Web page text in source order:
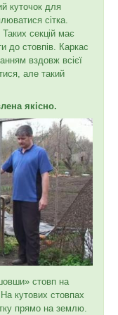
куточок для
сітка.
Таких секцій має
до стовпів. Каркас
вздовж всієї
але такий
якісно.
стовп на
кутових стовпах
прямо на землю.